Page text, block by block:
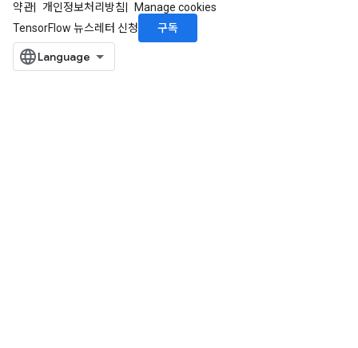
약관 개인정보처리방침
Manage cookies
TensorFlow 뉴스레터 신청
구독